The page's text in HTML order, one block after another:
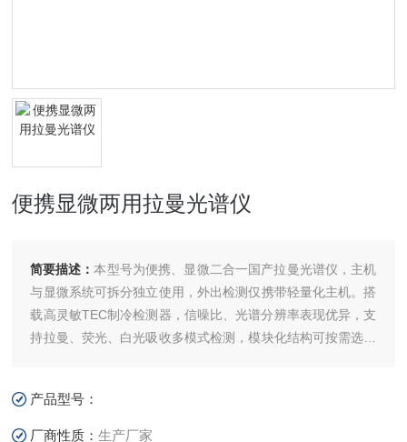
便携显微两用拉曼光谱仪
简要描述：本型号为便携、显微二合一国产拉曼光谱仪，主机
与显微系统可拆分独立使用，外出检测仅携带轻量化主机。搭
载高灵敏TEC制冷检测器，信噪比、光谱分辨率表现优异，支
持拉曼、荧光、白光吸收多模式检测，模块化结构可按需选配
产品型号：
厂商性质：生产厂家